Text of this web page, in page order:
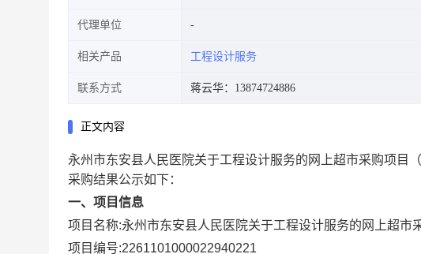
代理单位
相关产品 工程设计服务
联系方式 蒋云华：13874724886
正文内容
永州市东安县人民医院关于工程设计服务的网上超市采购项目
采购结果公示如下：
一、项目信息
项目名称:永州市东安县人民医院关于工程设计服务的网上超市
项目编号:2261101000022940221